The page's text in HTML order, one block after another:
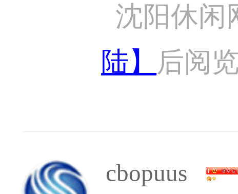
沈阳休闲
陆】
后阅览
cbopuus